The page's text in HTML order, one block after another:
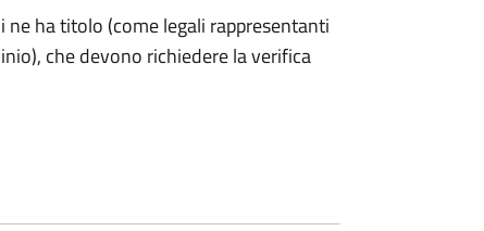
ha titolo (come legali rappresentanti
che devono richiedere la verifica